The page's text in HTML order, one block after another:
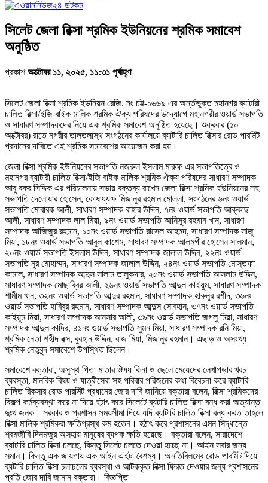
সিলেট জেলা রিক্সা শ্রমিক ইউনিয়নের শ্রমিক সমাবেশ
অনুষ্ঠিত
প্রকাশঅক্টোবর ১১, ২০২৫, ১১:৩১ পূর্বাহ্ণ
সিলেট জেলা রিক্সা শ্রমিক ইউনিয়ন রেজি. নং চট্ট-১৬৬৯ এর অর্ন্তভুক্ত মহানগর ব্যাটারী
চালিত রিক্সা/ইজি বাইক মালিক শ্রমিক ঐক্য পরিষদের উদ্যোগে মহানগরীর ওয়ার্ড সভাপতি
ও সাধারণ সম্পাদকদের নিয়ে এক শ্রমিক সমাবেশ অনুষ্ঠিত হয়েছে। শুক্রবার (১০
অক্টোবর) রাতে নগরীর তালতলাস্থ সংগঠনের কার্যালয়ে ব্যাটারি চালিত রিক্সার রোড পারমিট
প্রদানের দাবিতে এই শ্রমিক সমাবেশের আয়োজন করা হয়।
জেলা রিক্সা শ্রমিক ইউনিয়নের সভাপতি নজরুল ইসলাম মারুফ এর সভাপতিত্বে ও
মহানগর ব্যাটারী চালিত রিক্সা/ইজি বাইক মালিক শ্রমিক ঐক্য পরিষদের সাধারণ সম্পাদক
আবু বকর সিদ্দিক এর পরিচালনায় সভায় বক্তব্য রাখেন জেলা রিক্সা শ্রমিক ইউনিয়নের সহ
সভাপতি দেলোয়ার হোসেন, কোষাধ্যক্ষ মিজানুর রহমান মোল্লা, সংগঠনের ৬নং ওয়ার্ড
সভাপতি মোবারক আলী, সাধারণ সম্পাদক বাহার উদ্দিন, ৭নং ওয়ার্ড সভাপতি আক্কাছ
আলী, সাধারণ সম্পাদক লাল মিয়া, ৯নং ওয়ার্ড সভাপতি আনিসুর রহমান খান, সাধারণ
সম্পাদক আজিজুর রহমান, ১০নং ওয়ার্ড সভাপতি রাসেল আহমদ, সাধারণ সম্পাদক সাজু
মিয়া, ১৮নং ওয়ার্ড সভাপতি আবুল কাশেম, সাধারণ সম্পাদক আলমগীর হোসেন সালমান,
২০নং ওয়ার্ড সভাপতি ইসলাম উদ্দিন, সাধারণ সম্পাদক জালাল উদ্দিন, ২২নং ওয়ার্ড
সভাপতি নুর মোহাম্মদ, সাধারণ সম্পাদক জালাল উদ্দিন, ২৪নং ওয়ার্ড সভাপতি মোস্তফা
কামাল, সাধারণ সম্পাদক আব্দুস সালাম তালুকদার, ২৫নং ওয়ার্ড সভাপতি আসলাম উদ্দিন,
সাধারণ সম্পাদক মোছাব্বির আলী, ২৬নং ওয়ার্ড সভাপতি আব্দুল কাইয়ুম, সাধারণ সম্পাদক
শামীম খান, ৩২নং ওয়ার্ড সভাপতি আব্দুর রহমান, সাধারণ সম্পাদক হারুনুর রশীদ, ৩৬নং
ওয়ার্ড সভাপতি হাবিবুর রহমান, সাধারণ সম্পাদক আব্দুস সোবহান, ৩৭নং ওয়ার্ড সভাপতি
কাইয়ুম মিয়া, সাধারণ সম্পাদক আনসার আলী, ৩৯নং ওয়ার্ড সভাপতি জগলু মিয়া, সাধারণ
সম্পাদক আব্দুল কাদির, ৪১নং ওয়ার্ড সভাপতি সুমন মিয়া, সাধারণ সম্পাদক রনি মিয়া,
শ্রমিক নেতা শহীদ বক্স, বুরহান উদ্দিন, রাজ মিয়া, মিজানুর রহমান। এছাড়াও অসংখ্য
শ্রমিক নেতৃবৃন্দ সমাবেশে উপস্থিত ছিলেন।
সমাবেশে বক্তারা, অসুস্থ পিতা মাতার ঔষধ কিনা ও ছেলে মেয়েদের লেখাপড়ার খরচ
ব্যবস্তা, মানবিক বিষয় ও যাত্রীসেবা সহ পরিবার পরিজনের কথা বিবেচনা করে ব্যাটারি
চালিত রিকসার রোড পারমিট প্রধানের জোর দাবি জানিয়ে বক্তারা বলেন, রিক্সা শ্রমিকদের
বিকল্প কর্মব্যবস্থা করে না দিয়ে হটাৎ করে সিলেটে ব্যটারি চালিত রিক্সা বন্ধ করা অত্যান্ত
দুঃখ জনক। সরকার ও প্রশাসন সময়সীমা দিয়ে যদি ব্যাটারি চালিত রিক্সা বন্ধ করত তাহলে
রিক্সা মালিক শ্রমিকরা ক্ষতিগ্রস্থ কম হতেন। হঠাৎ করে প্রশাসনের এমন সিদ্ধান্তে
শ্রমজীবি দিনমজুর অসহায় মানুষের ব্যপক ক্ষতি হয়েছে। বক্তারা বলেন, সারাদেশে
ব্যাটারি চালিত রিক্সা চলছে, কিন্তুু সিলেট চলতে দেওয়া হচ্ছে না। আইন সবার জন্য
সমান। কিন্তুু এক জায়গায় এক আইন এইটা বৈশম্য। অনতিবিলম্বে রোড পারমিট দিয়ে
ব্যটারি চালিত রিক্সা চলাচলের ব্যবস্থা ও আটককৃত রিক্সা ফিরত দেওয়ার জন্য প্রশাসনের
প্রতি জোর দাবি জানান বক্তারা। বিজ্ঞপ্তি